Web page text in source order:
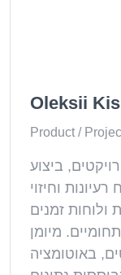
Oleksii
Product /
ביצוע
וחיזוי
זמנים
מיומן
באוטומציה